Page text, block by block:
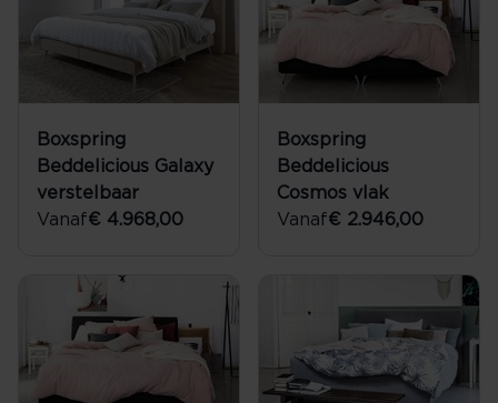
Boxspring
Beddelicious Galaxy
verstelbaar
Vanaf€ 4.968,00
Boxspring
Beddelicious
Cosmos vlak
Vanaf€ 2.946,00